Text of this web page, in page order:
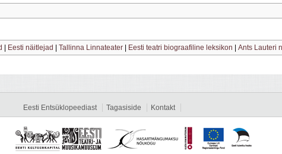
Eesti näitlejad Tallinna Linnateater Eesti teatri biograafiline leksikon Ants Lauteri
Eesti Entsüklopeediast Tagasiside Kontakt